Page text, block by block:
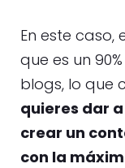
En este
que es un
blogs, lo que
quieres dar
crear un
con la